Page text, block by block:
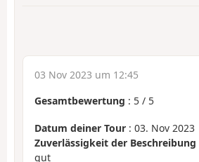
03 Nov 2023 um 12:45
Gesamtbewertung : 5 / 5
Datum deiner Tour : 03. Nov 2023
Zuverlässigkeit der Beschreibung
gut